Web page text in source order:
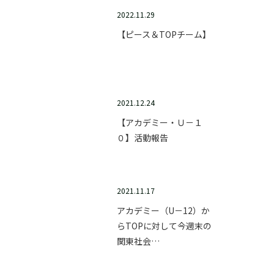
2022.11.29
【ピース＆TOPチーム】
2021.12.24
【アカデミー・Ｕ－１
０】活動報告
2021.11.17
アカデミー（U－12）か
らTOPに対して今週末の
関東社会…